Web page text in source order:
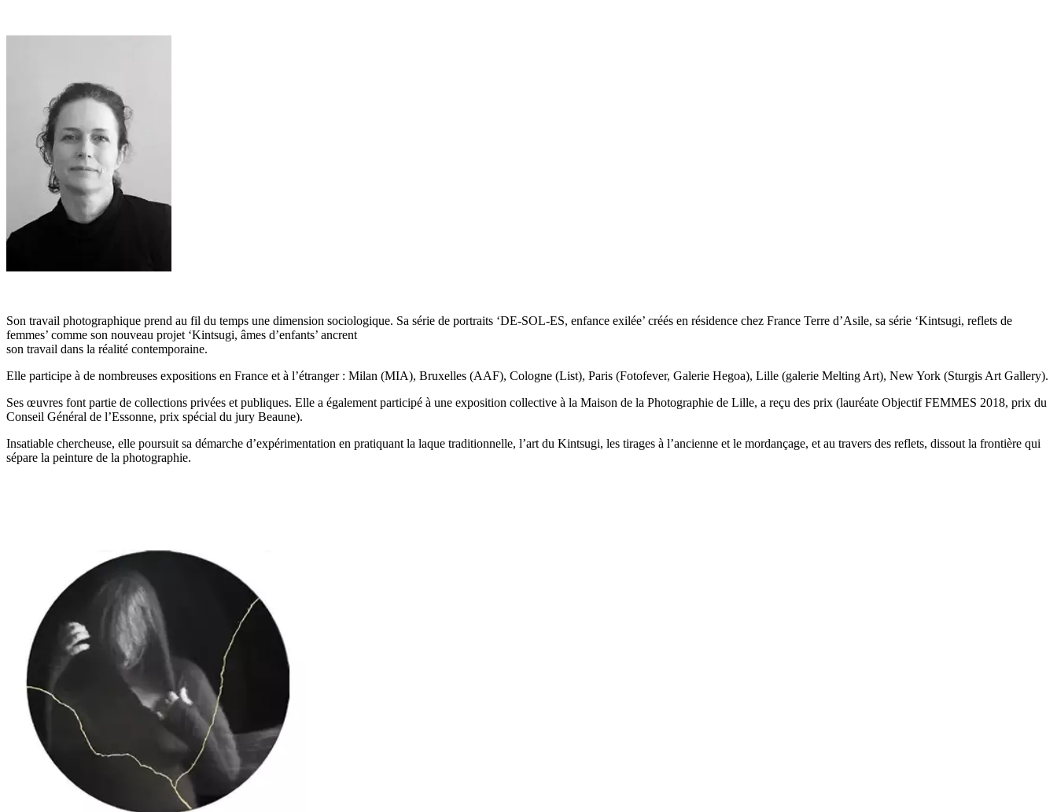
Son travail photographique prend au fil du temps une dimension sociologique. Sa série de portraits ‘DE-SOL-ES, enfance exilée’ créés en résidence chez France Terre d’Asile, sa série ‘Kintsugi, reflets de
femmes’ comme son nouveau projet ‘Kintsugi, âmes d’enfants’ ancrent
son travail dans la réalité contemporaine.
Elle participe à de nombreuses expositions en France et à l’étranger : Milan (MIA), Bruxelles (AAF), Cologne (List), Paris (Fotofever, Galerie Hegoa), Lille (galerie Melting Art), New York (Sturgis Art Gallery).
Ses œuvres font partie de collections privées et publiques. Elle a également participé à une exposition collective à la Maison de la Photographie de Lille, a reçu des prix (lauréate Objectif FEMMES 2018, prix du
Conseil Général de l’Essonne, prix spécial du jury Beaune).
Insatiable chercheuse, elle poursuit sa démarche d’expérimentation en pratiquant la laque traditionnelle, l’art du Kintsugi, les tirages à l’ancienne et le mordançage, et au travers des reflets, dissout la frontière qui
sépare la peinture de la photographie.